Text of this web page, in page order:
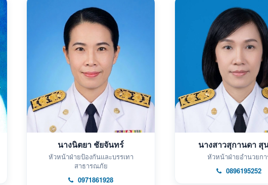
นางนิตยา ชัยจันทร์
หัวหน้าฝ่ายป้องกันและบรรเทา
สาธารณภัย
0971861928
นางสาวสุกานดา สุ
หัวหน้าฝ่ายอำนวยกา
0896195252